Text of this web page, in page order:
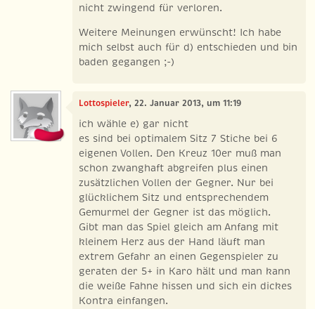
nicht zwingend für verloren.
Weitere Meinungen erwünscht! Ich habe
mich selbst auch für d) entschieden und bin
baden gegangen ;-)
Lottospieler, 22. Januar 2013, um 11:19
ich wähle e) gar nicht
es sind bei optimalem Sitz 7 Stiche bei 6
eigenen Vollen. Den Kreuz 10er muß man
schon zwanghaft abgreifen plus einen
zusätzlichen Vollen der Gegner. Nur bei
glücklichem Sitz und entsprechendem
Gemurmel der Gegner ist das möglich.
Gibt man das Spiel gleich am Anfang mit
kleinem Herz aus der Hand läuft man
extrem Gefahr an einen Gegenspieler zu
geraten der 5+ in Karo hält und man kann
die weiße Fahne hissen und sich ein dickes
Kontra einfangen.